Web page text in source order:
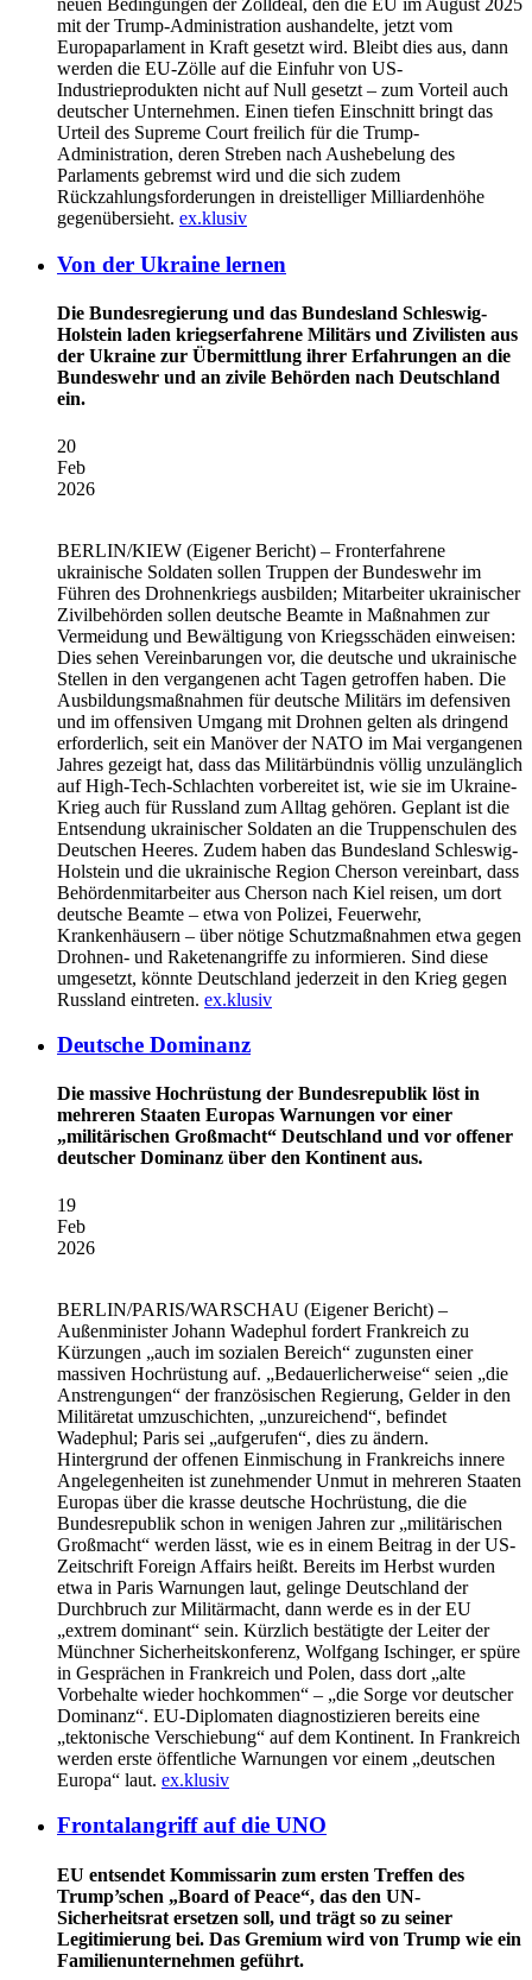
neuen Bedingungen der Zolldeal, den die EU im August 2025
mit der Trump-Administration aushandelte, jetzt vom
Europaparlament in Kraft gesetzt wird. Bleibt dies aus, dann
werden die EU-Zölle auf die Einfuhr von US-
Industrieprodukten nicht auf Null gesetzt – zum Vorteil auch
deutscher Unternehmen. Einen tiefen Einschnitt bringt das
Urteil des Supreme Court freilich für die Trump-
Administration, deren Streben nach Aushebelung des
Parlaments gebremst wird und die sich zudem
Rückzahlungsforderungen in dreistelliger Milliardenhöhe
gegenübersieht. ex.klusiv
Von der Ukraine lernen
Die Bundesregierung und das Bundesland Schleswig-
Holstein laden kriegserfahrene Militärs und Zivilisten aus
der Ukraine zur Übermittlung ihrer Erfahrungen an die
Bundeswehr und an zivile Behörden nach Deutschland
ein.
20
Feb
2026
BERLIN/KIEW (Eigener Bericht) – Fronterfahrene
ukrainische Soldaten sollen Truppen der Bundeswehr im
Führen des Drohnenkriegs ausbilden; Mitarbeiter ukrainischer
Zivilbehörden sollen deutsche Beamte in Maßnahmen zur
Vermeidung und Bewältigung von Kriegsschäden einweisen:
Dies sehen Vereinbarungen vor, die deutsche und ukrainische
Stellen in den vergangenen acht Tagen getroffen haben. Die
Ausbildungsmaßnahmen für deutsche Militärs im defensiven
und im offensiven Umgang mit Drohnen gelten als dringend
erforderlich, seit ein Manöver der NATO im Mai vergangenen
Jahres gezeigt hat, dass das Militärbündnis völlig unzulänglich
auf High-Tech-Schlachten vorbereitet ist, wie sie im Ukraine-
Krieg auch für Russland zum Alltag gehören. Geplant ist die
Entsendung ukrainischer Soldaten an die Truppenschulen des
Deutschen Heeres. Zudem haben das Bundesland Schleswig-
Holstein und die ukrainische Region Cherson vereinbart, dass
Behördenmitarbeiter aus Cherson nach Kiel reisen, um dort
deutsche Beamte – etwa von Polizei, Feuerwehr,
Krankenhäusern – über nötige Schutzmaßnahmen etwa gegen
Drohnen- und Raketenangriffe zu informieren. Sind diese
umgesetzt, könnte Deutschland jederzeit in den Krieg gegen
Russland eintreten. ex.klusiv
Deutsche Dominanz
Die massive Hochrüstung der Bundesrepublik löst in
mehreren Staaten Europas Warnungen vor einer
„militärischen Großmacht“ Deutschland und vor offener
deutscher Dominanz über den Kontinent aus.
19
Feb
2026
BERLIN/PARIS/WARSCHAU (Eigener Bericht) –
Außenminister Johann Wadephul fordert Frankreich zu
Kürzungen „auch im sozialen Bereich“ zugunsten einer
massiven Hochrüstung auf. „Bedauerlicherweise“ seien „die
Anstrengungen“ der französischen Regierung, Gelder in den
Militäretat umzuschichten, „unzureichend“, befindet
Wadephul; Paris sei „aufgerufen“, dies zu ändern.
Hintergrund der offenen Einmischung in Frankreichs innere
Angelegenheiten ist zunehmender Unmut in mehreren Staaten
Europas über die krasse deutsche Hochrüstung, die die
Bundesrepublik schon in wenigen Jahren zur „militärischen
Großmacht“ werden lässt, wie es in einem Beitrag in der US-
Zeitschrift Foreign Affairs heißt. Bereits im Herbst wurden
etwa in Paris Warnungen laut, gelinge Deutschland der
Durchbruch zur Militärmacht, dann werde es in der EU
„extrem dominant“ sein. Kürzlich bestätigte der Leiter der
Münchner Sicherheitskonferenz, Wolfgang Ischinger, er spüre
in Gesprächen in Frankreich und Polen, dass dort „alte
Vorbehalte wieder hochkommen“ – „die Sorge vor deutscher
Dominanz“. EU-Diplomaten diagnostizieren bereits eine
„tektonische Verschiebung“ auf dem Kontinent. In Frankreich
werden erste öffentliche Warnungen vor einem „deutschen
Europa“ laut. ex.klusiv
Frontalangriff auf die UNO
EU entsendet Kommissarin zum ersten Treffen des
Trump’schen „Board of Peace“, das den UN-
Sicherheitsrat ersetzen soll, und trägt so zu seiner
Legitimierung bei. Das Gremium wird von Trump wie ein
Familienunternehmen geführt.